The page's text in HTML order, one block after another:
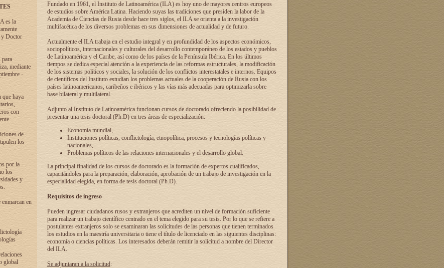
es la
y Doctor
para
mediante
-
que haya
con
de
los
por la
los
y
en
global
Fundado en 1961, el Instituto de Latinoamérica (ILA) es hoy uno de mayores centros europeos
de estudios sobre América Latina. Haciendo suyas las tradiciones que presiden la labor de la
Academia de Ciencias de Rusia desde hace tres siglos, el ILA se orienta a la investigación
multifacética de los diversos problemas en sus dimensiones de actualidad y de futuro.
Actualmente el ILA trabaja en el estudio integral y en profundidad de los aspectos económicos,
sociopolíticos, internacionales y culturales del desarrollo contemporáneo de los estados y pueblos
de Latinoamérica y el Caribe, así como de los países de la Península Ibérica. En los últimos
tiempos se dedica especial atención a la experiencia de las reformas estructurales, la modificación
de los sistemas políticos y sociales, la solución de los conflictos interestatales e internos. Equipos
de científicos del Instituto estudian los problemas actuales de la cooperación de Rusia con los
países latinoamericanos, caribeños e ibéricos y las vías más adecuadas para optimizarla sobre
base bilateral y multilateral.
Adjunto al Instituto de Latinoamérica funcionan cursos de doctorado ofreciendo la posibilidad de
presentar una tesis doctoral (Ph.D) en tres áreas de especialización:
Economía mundial,
Instituciones políticas, conflictología, etnopolítica, procesos y tecnologías políticas y
nacionales,
Problemas políticos de las relaciones internacionales y el desarrollo global.
La principal finalidad de los cursos de doctorado es la formación de expertos cualificados,
capacitándoles para la preparación, elaboración, aprobación de un trabajo de investigación en la
especialidad elegida, en forma de tesis doctoral (Ph.D).
Requisitos de ingreso
Pueden ingresar ciudadanos rusos y extranjeros que acrediten un nivel de formación suficiente
para realizar un trabajo científico centrado en el tema elegido para su tesis. Por lo que se refiere a
postulantes extranjeros solo se examinaran las solicitudes de las personas que tienen terminados
los estudios en la maestría universitaria o tiene el título de licenciado en las siguientes disciplinas:
economía o ciencias políticas. Los interesados deberán remitir la solicitud a nombre del Director
del ILA.
Se adjuntaran a la solicitud: